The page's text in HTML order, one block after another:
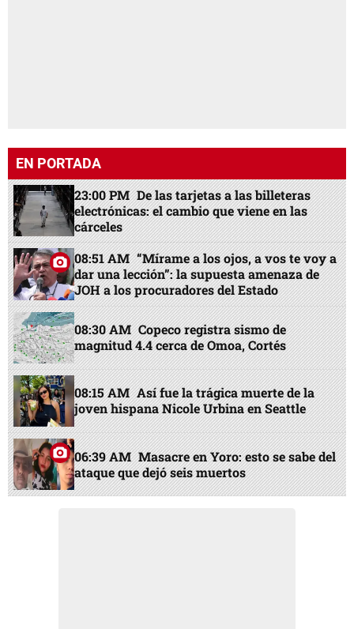
EN PORTADA
23:00 PM De las tarjetas a las billeteras
electrónicas: el cambio que viene en las
cárceles
08:51 AM “Mírame a los ojos, a vos te voy a
dar una lección”: la supuesta amenaza de
JOH a los procuradores del Estado
08:30 AM Copeco registra sismo de
magnitud 4.4 cerca de Omoa, Cortés
08:15 AM Así fue la trágica muerte de la
joven hispana Nicole Urbina en Seattle
06:39 AM Masacre en Yoro: esto se sabe del
ataque que dejó seis muertos